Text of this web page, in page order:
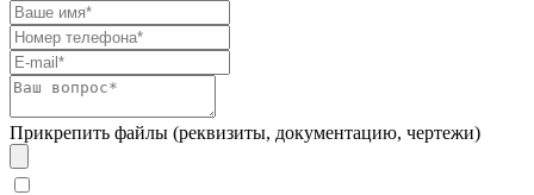
Прикрепить файлы (реквизиты, документацию, чертежи)